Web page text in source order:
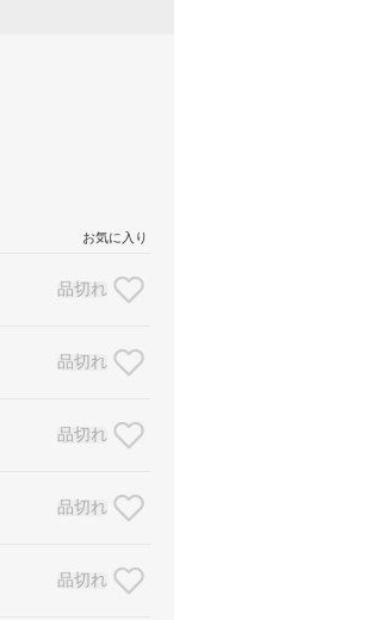
お気に入り
品切れ
品切れ
品切れ
品切れ
品切れ